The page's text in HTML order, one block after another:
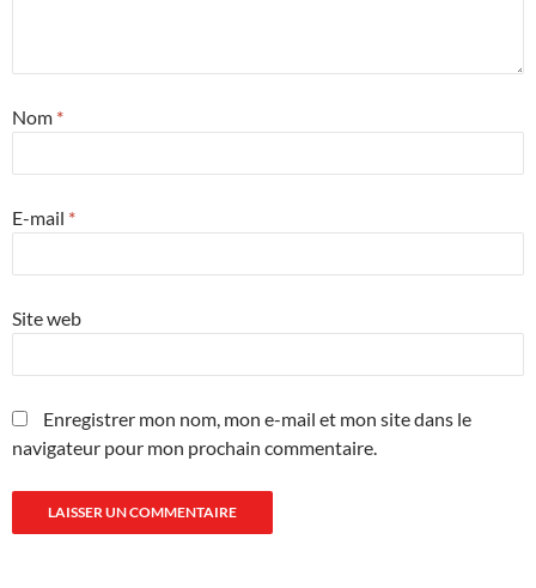
Nom *
E-mail *
Site web
Enregistrer mon nom, mon e-mail et mon site dans le
navigateur pour mon prochain commentaire.